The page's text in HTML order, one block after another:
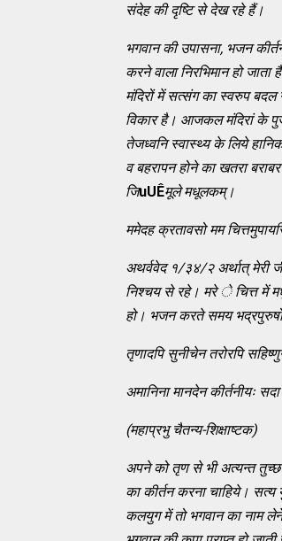
संदेह की दृष्टि से देख रहे हैं।
भगवान की उपासना, भजन
करने वाला निरभिमान हो
मंदिरों में सत्संग का स्वरुप
विकार है। आजकल मंदिरां के
तेजध्वनि स्वास्थ्य के लिये
व बहरापन होने का खतरा
जिuUÊमूले मधूलकम्।
ममेदह क्रतावसो मम
अथर्ववेद १/३४/२ अर्थात् मेरी
निश्चय से रहे। मरे े चित्त में
हो। भजन करते समय भद्रपुरुषों
तृणादपि सुनीचेन तरोरपि
अमानिना मानदेन कीर्तनीयः
(महाप्रभु चैतन्य-शिक्षाष्टक)
अपने को तृण से भी अत्यन्त
का कीर्तन करना चाहिये। सत्य
कलयुग में तो भगवान का नाम